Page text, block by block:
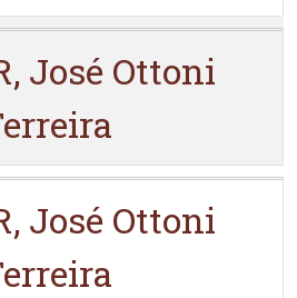
José Ottoni
José Ottoni